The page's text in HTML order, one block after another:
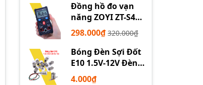
Đồng hồ đo vạn
năng ZOYI ZT-S4
tự động
298.000₫ 320.000₫
Bóng Đèn Sợi Đốt
E10 1.5V-12V Đèn
Thí Nghiệm STEM
4.000₫